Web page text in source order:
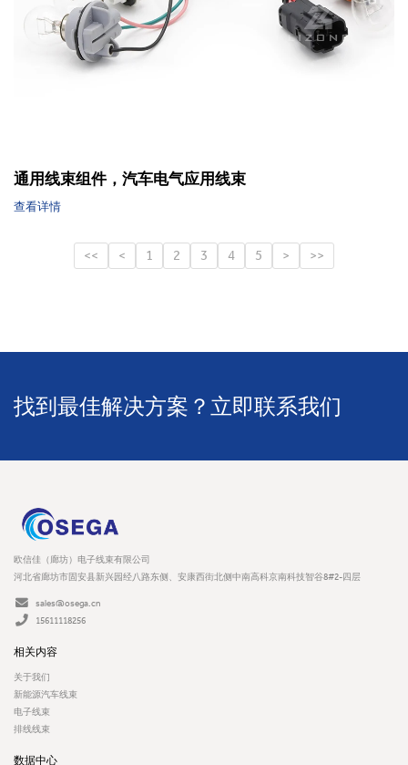
产品中心
风能线束
通用线束组件，汽车电气应用线束
查看详情
<< < 1 2 3 4 5 > >>
找到最佳解决方案？立即联系我们
欧信佳（廊坊）电子线束有限公司
河北省廊坊市固安县新兴园经八路东侧、安康西街北侧中南高科京南科技智谷8#2-四层
sales@osega.cn
15611118256
相关内容
关于我们
新能源汽车线束
电子线束
排线线束
数据中心